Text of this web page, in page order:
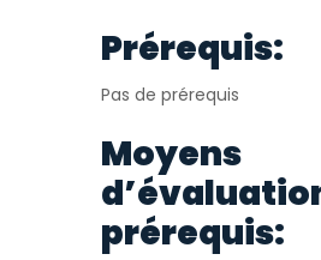
Prérequis:
Pas de prérequis
Moyens
prérequis: